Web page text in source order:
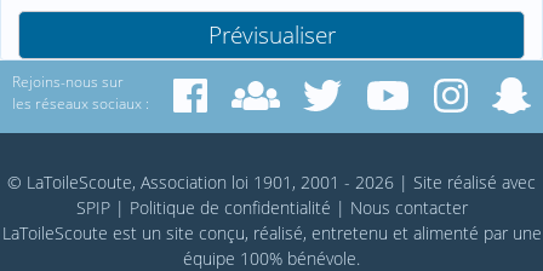
Rejoins-nous sur
les réseaux sociaux :
© LaToileScoute, Association loi 1901, 2001 - 2026 | Site réalisé avec
SPIP| Politique de confidentialité | Nous contacter
LaToileScoute est un site conçu, réalisé, entretenu et alimenté par une
équipe 100% bénévole.